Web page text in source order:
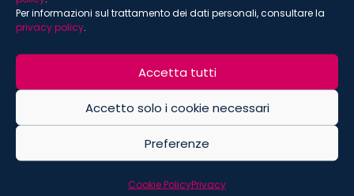
Per informazioni sul trattamento dei dati personali, consultare la
privacy policy.
Accetta tutti
Accetto solo i cookie necessari
Preferenze
Cookie PolicyPrivacy
Digital
Food
ISCRIVITI ALLA NEWSLETTER
indica che è obbligatorio
*